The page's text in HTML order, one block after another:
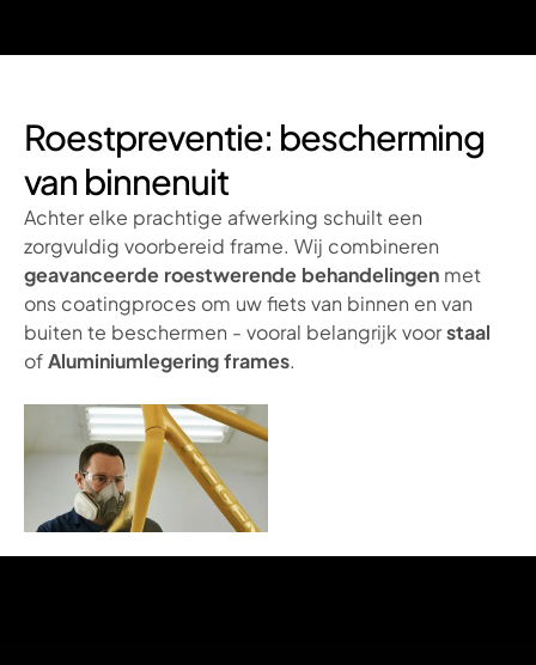
Roestpreventie: bescherming
van binnenuit
Achter elke prachtige afwerking schuilt een
zorgvuldig voorbereid frame. Wij combineren
geavanceerde roestwerende behandelingen met
ons coatingproces om uw fiets van binnen en van
buiten te beschermen - vooral belangrijk voorstaal
ofAluminiumlegering frames.